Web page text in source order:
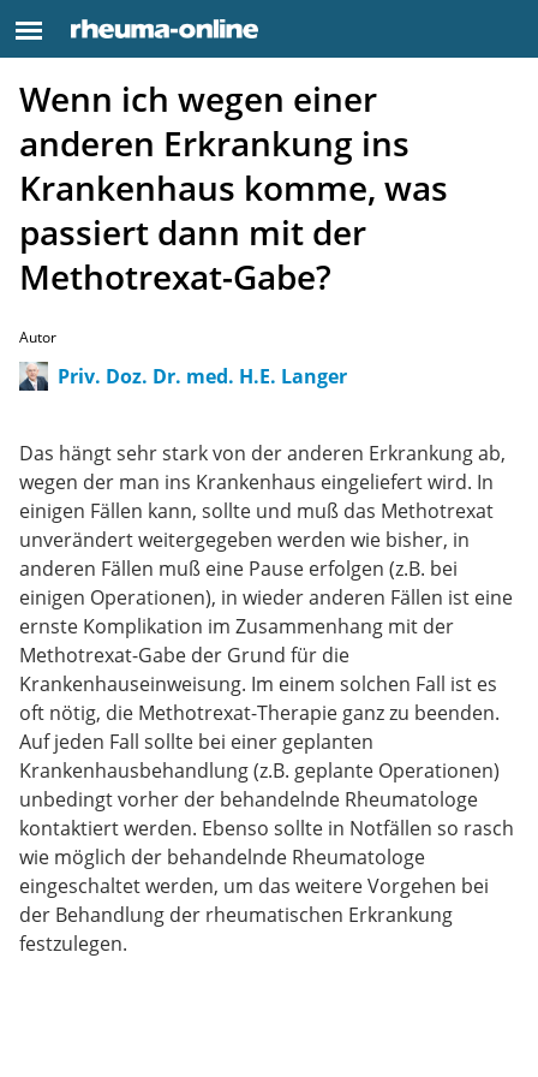
Wenn ich wegen einer
anderen Erkrankung ins
Krankenhaus komme, was
passiert dann mit der
Methotrexat-Gabe?
Autor
Priv. Doz. Dr. med. H.E. Langer
Das hängt sehr stark von der anderen Erkrankung ab,
wegen der man ins Krankenhaus eingeliefert wird. In
einigen Fällen kann, sollte und muß das Methotrexat
unverändert weitergegeben werden wie bisher, in
anderen Fällen muß eine Pause erfolgen (z.B. bei
einigen Operationen), in wieder anderen Fällen ist eine
ernste Komplikation im Zusammenhang mit der
Methotrexat-Gabe der Grund für die
Krankenhauseinweisung. Im einem solchen Fall ist es
oft nötig, die Methotrexat-Therapie ganz zu beenden.
Auf jeden Fall sollte bei einer geplanten
Krankenhausbehandlung (z.B. geplante Operationen)
unbedingt vorher der behandelnde Rheumatologe
kontaktiert werden. Ebenso sollte in Notfällen so rasch
wie möglich der behandelnde Rheumatologe
eingeschaltet werden, um das weitere Vorgehen bei
der Behandlung der rheumatischen Erkrankung
festzulegen.